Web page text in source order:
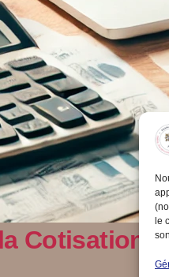
le
Cotisation